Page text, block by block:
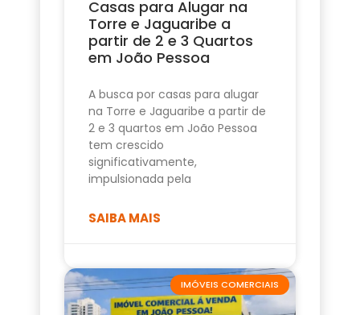
Casas para Alugar na
Torre e Jaguaribe a
partir de 2 e 3 Quartos
em João Pessoa
A busca por casas para alugar
na Torre e Jaguaribe a partir de
2 e 3 quartos em João Pessoa
tem crescido
significativamente,
impulsionada pela
SAIBA MAIS
IMÓVEIS COMERCIAIS